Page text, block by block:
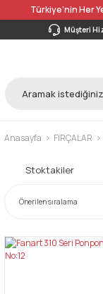
Türkiye’nin Her
Müşteri
Anasayfa FIRÇALAR
Stoktakiler